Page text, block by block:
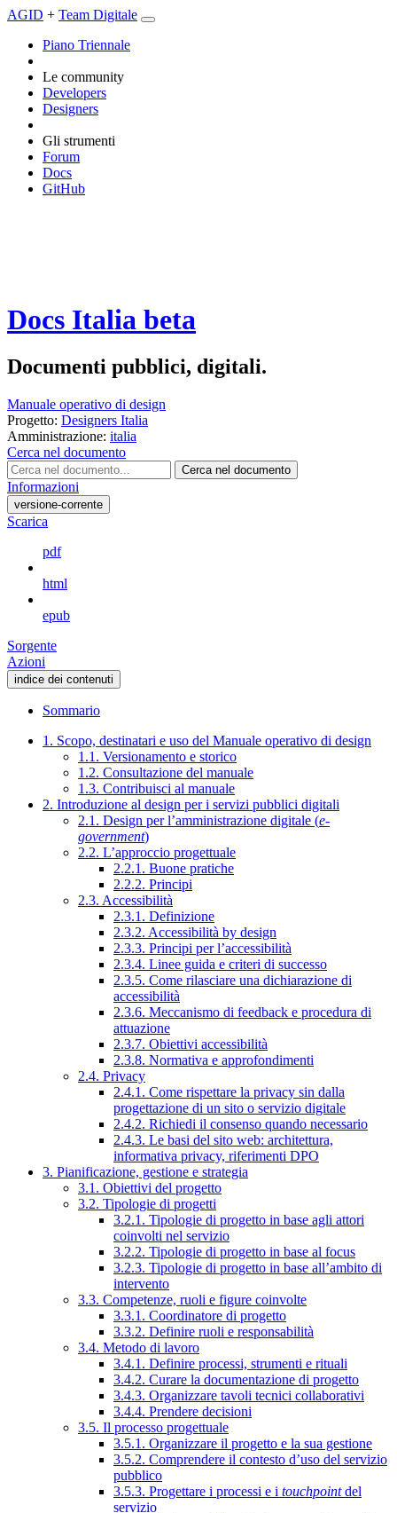
AGID + Team Digitale
Piano Triennale
Le community
Developers
Designers
Gli strumenti
Forum
Docs
GitHub
Docs Italia beta
Documenti pubblici, digitali.
Manuale operativo di design
Progetto: Designers Italia
Amministrazione: italia
Cerca nel documento
Cerca nel documento
Informazioni
versione-corrente
Scarica
pdf
html
epub
Sorgente
Azioni
indice dei contenuti
Sommario
1. Scopo, destinatari e uso del Manuale operativo di design
1.1. Versionamento e storico
1.2. Consultazione del manuale
1.3. Contribuisci al manuale
2. Introduzione al design per i servizi pubblici digitali
2.1. Design per l’amministrazione digitale (e-
government)
2.2. L’approccio progettuale
2.2.1. Buone pratiche
2.2.2. Principi
2.3. Accessibilità
2.3.1. Definizione
2.3.2. Accessibilità by design
2.3.3. Principi per l’accessibilità
2.3.4. Linee guida e criteri di successo
2.3.5. Come rilasciare una dichiarazione di
accessibilità
2.3.6. Meccanismo di feedback e procedura di
attuazione
2.3.7. Obiettivi accessibilità
2.3.8. Normativa e approfondimenti
2.4. Privacy
2.4.1. Come rispettare la privacy sin dalla
progettazione di un sito o servizio digitale
2.4.2. Richiedi il consenso quando necessario
2.4.3. Le basi del sito web: architettura,
informativa privacy, riferimenti DPO
3. Pianificazione, gestione e strategia
3.1. Obiettivi del progetto
3.2. Tipologie di progetti
3.2.1. Tipologie di progetto in base agli attori
coinvolti nel servizio
3.2.2. Tipologie di progetto in base al focus
3.2.3. Tipologie di progetto in base all’ambito di
intervento
3.3. Competenze, ruoli e figure coinvolte
3.3.1. Coordinatore di progetto
3.3.2. Definire ruoli e responsabilità
3.4. Metodo di lavoro
3.4.1. Definire processi, strumenti e rituali
3.4.2. Curare la documentazione di progetto
3.4.3. Organizzare tavoli tecnici collaborativi
3.4.4. Prendere decisioni
3.5. Il processo progettuale
3.5.1. Organizzare il progetto e la sua gestione
3.5.2. Comprendere il contesto d’uso del servizio
pubblico
3.5.3. Progettare i processi e i touchpointdel
servizio